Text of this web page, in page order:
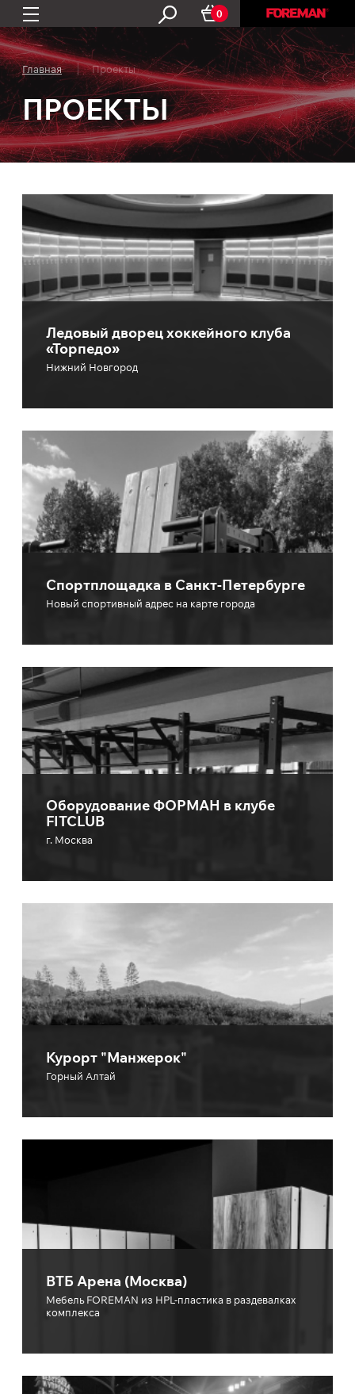
0
Главная Проекты
ПРОЕКТЫ
Ледовый дворец хоккейного клуба
«Торпедо»
Нижний Новгород
Спортплощадка в Санкт-Петербурге
Новый спортивный адрес на карте города
Оборудование ФОРМАН в клубе
FITCLUB
г. Москва
Курорт "Манжерок"
Горный Алтай
ВТБ Арена (Москва)
Мебель FOREMAN из HPL-пластика в раздевалках
комплекса